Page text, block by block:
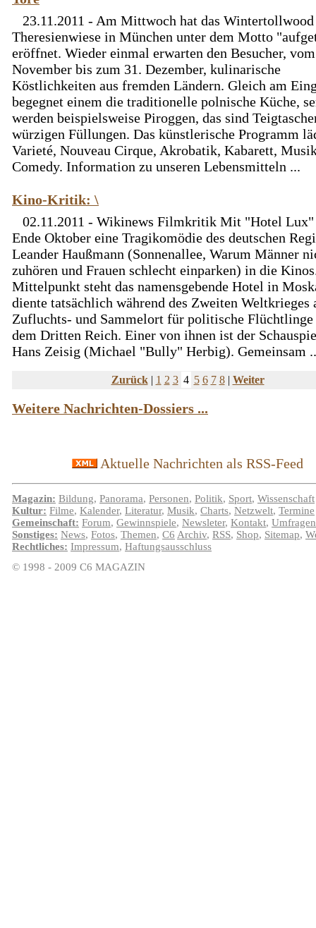
23.11.2011 - Am Mittwoch hat das
Theresienwiese in München unter dem Motto
eröffnet. Wieder einmal erwarten den Besucher,
November bis zum 31. Dezember, kulinarische
Köstlichkeiten aus fremden Ländern. Gleich am
begegnet einem die traditionelle polnische Küche,
werden beispielsweise Piroggen, das sind
würzigen Füllungen. Das künstlerische Programm
Varieté, Nouveau Cirque, Akrobatik, Kabarett,
Comedy. Information zu unseren Lebensmitteln ...
Kino-Kritik: \
02.11.2011 - Wikinews Filmkritik Mit "Hotel Lux"
Ende Oktober eine Tragikomödie des deutschen
Leander Haußmann (Sonnenallee, Warum Männer
zuhören und Frauen schlecht einparken) in die
Mittelpunkt steht das namensgebende Hotel in
diente tatsächlich während des Zweiten Weltkrieges
Zufluchts- und Sammelort für politische Flüchtlinge
dem Dritten Reich. Einer von ihnen ist der
Hans Zeisig (Michael "Bully" Herbig). Gemeinsam
Zurück| 1 2 3 4 5 6 7 8| Weiter
Weitere Nachrichten-Dossiers ...
Aktuelle Nachrichten als RSS-Feed
Magazin: Bildung, Panorama, Personen, Politik, Sport, Wissenschaft
Kultur: Filme, Kalender, Literatur, Musik, Charts, Netzwelt, Termine
Gemeinschaft: Forum, Gewinnspiele, Newsleter, Kontakt, Umfragen
Sonstiges: News, Fotos, Themen, C6 Archiv, RSS, Shop, Sitemap,
Rechtliches: Impressum, Haftungsausschluss
© 1998 - 2009 C6 MAGAZIN